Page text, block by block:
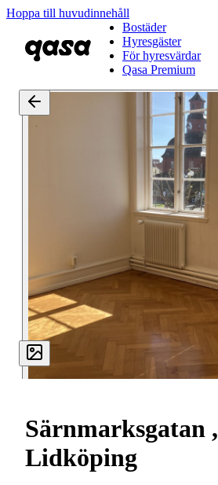
Hoppa till huvudinnehåll
Bostäder
Hyresgäster
För hyresvärdar
Qasa Premium
Särnmarksgatan ,
Lidköping